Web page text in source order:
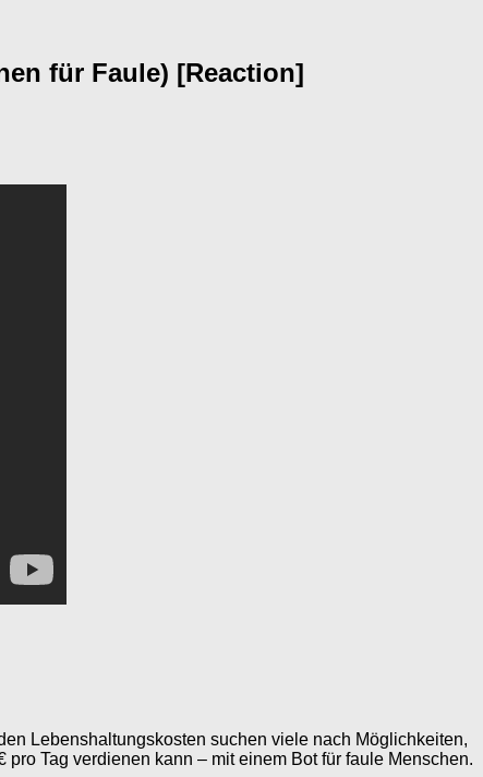
für Faule) [Reaction]
Lebenshaltungskosten suchen viele nach Möglichkeiten,
Tag verdienen kann – mit einem Bot für faule Menschen.